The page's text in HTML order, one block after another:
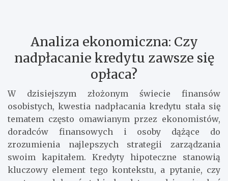
Analiza ekonomiczna: Czy
nadpłacanie kredytu zawsze się
opłaca?
W dzisiejszym złożonym świecie finansów
osobistych, kwestia nadpłacania kredytu stała się
tematem często omawianym przez ekonomistów,
doradców finansowych i osoby dążące do
zrozumienia najlepszych strategii zarządzania